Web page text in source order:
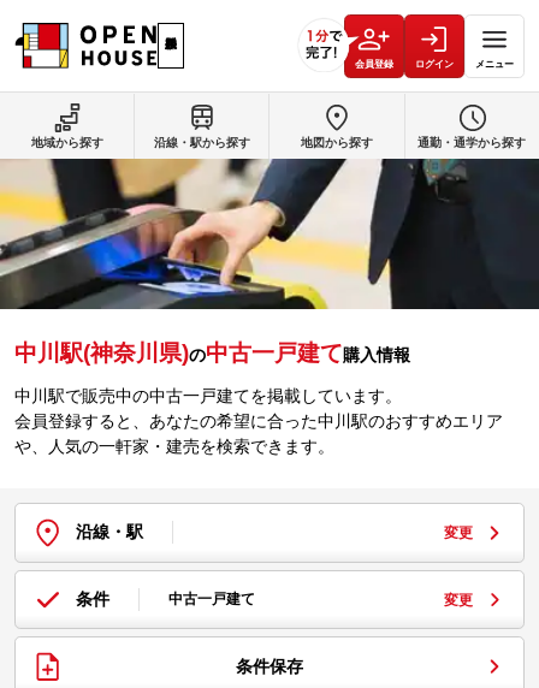
会員登録 ログイン メニュー
中川駅(神奈川県)の中古一戸建て購入情報
中川駅で販売中の中古一戸建てを掲載しています。
会員登録すると、あなたの希望に合った中川駅のおすすめエリア
や、人気の一軒家・建売を検索できます。
沿線・駅 変更
条件 中古一戸建て 変更
条件保存
地域から探す 沿線・駅から探す 地図から探す 通勤・通学から探す